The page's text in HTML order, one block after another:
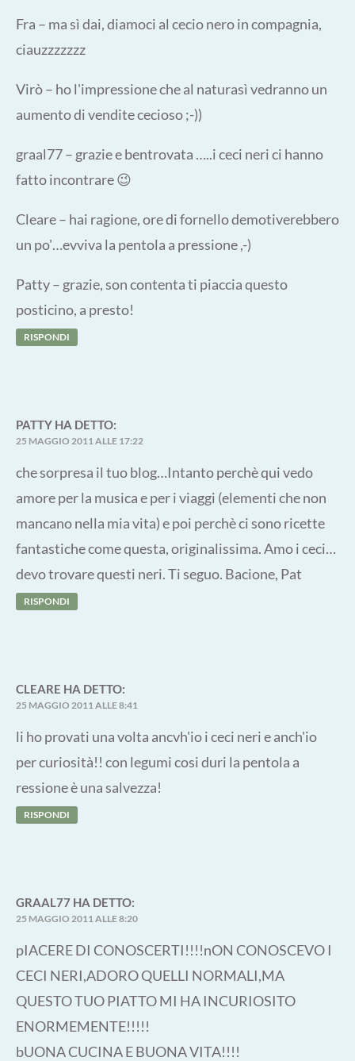
Fra – ma sì dai, diamoci al cecio nero in compagnia,
ciauzzzzzzz
Virò – ho l'impressione che al naturasì vedranno un
aumento di vendite cecioso ;-))
graal77 – grazie e bentrovata …..i ceci neri ci hanno
fatto incontrare 😉
Cleare – hai ragione, ore di fornello demotiverebbero
un po'…evviva la pentola a pressione ,-)
Patty – grazie, son contenta ti piaccia questo
posticino, a presto!
RISPONDI
PATTY HA DETTO:
25 MAGGIO 2011 ALLE 17:22
che sorpresa il tuo blog…Intanto perchè qui vedo
amore per la musica e per i viaggi (elementi che non
mancano nella mia vita) e poi perchè ci sono ricette
fantastiche come questa, originalissima. Amo i ceci…
devo trovare questi neri. Ti seguo. Bacione, Pat
RISPONDI
CLEARE HA DETTO:
25 MAGGIO 2011 ALLE 8:41
li ho provati una volta ancvh'io i ceci neri e anch'io
per curiosità!! con legumi cosi duri la pentola a
ressione è una salvezza!
RISPONDI
GRAAL77 HA DETTO:
25 MAGGIO 2011 ALLE 8:20
pIACERE DI CONOSCERTI!!!!nON CONOSCEVO I
CECI NERI,ADORO QUELLI NORMALI,MA
QUESTO TUO PIATTO MI HA INCURIOSITO
ENORMEMENTE!!!!!
bUONA CUCINA E BUONA VITA!!!!